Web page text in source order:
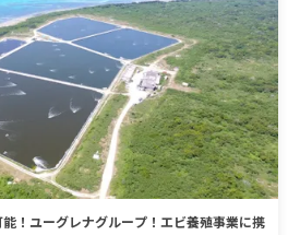
！ユーグレナグループ！エビ養殖事業に携